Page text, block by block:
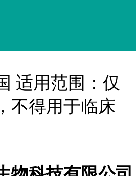
适用范围：仅
不得用于临床